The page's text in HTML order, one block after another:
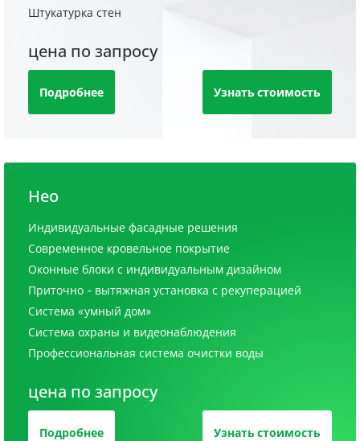
Штукатурка стен
цена по запросу
Подробнее Узнать стоимость
Нео
Индивидуальные фасадные решения
Современное кровельное покрытие
Оконные блоки с индивидуальным дизайном
Приточно - вытяжная установка с рекуперацией
Система «умный дом»
Система охраны и видеонаблюдения
Профессиональная система очистки воды
цена по запросу
Подробнее Узнать стоимость